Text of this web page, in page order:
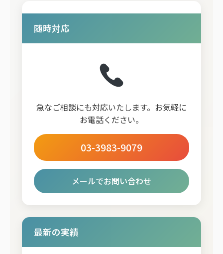
随時対応
急なご相談にも対応いたします。お気軽に
お電話ください。
03-3983-9079
メールでお問い合わせ
最新の実績